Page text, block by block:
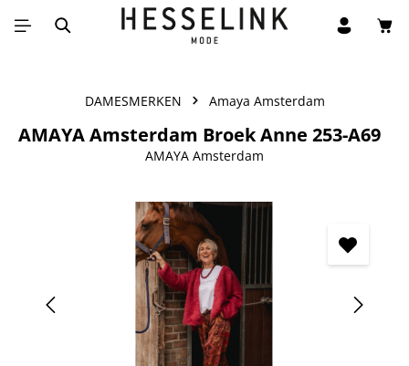
Ga naar de hoofdinhoud
DAMESMERKEN Amaya Amsterdam
AMAYA Amsterdam Broek Anne 253-A69
AMAYA Amsterdam
Afbeeldingengalerij overslaan